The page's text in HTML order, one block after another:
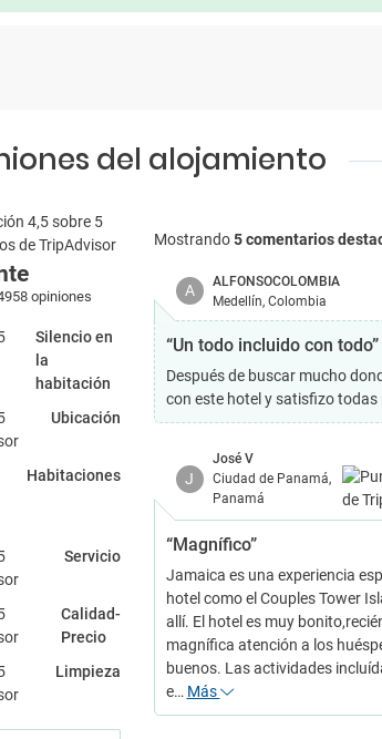
del alojamiento
opiniones
Silencio en
la
habitación
Ubicación
Habitaciones
Servicio
Calidad-
Precio
Limpieza
Mostrando5 comentarios
A
ALFONSOCOLOMBIA
Medellín, Colombia
“Un todo incluido con todo”
Después de buscar mucho
con este hotel y satisfizo
J
José V
Ciudad de Panamá,
Panamá
“Magnífico”
Jamaica es una experiencia
hotel como el Couples Tower
allí. El hotel es muy
magnífica atención a los
buenos. Las actividades
e… Más